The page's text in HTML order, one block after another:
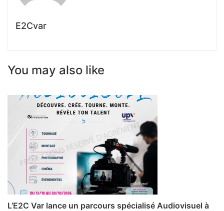
E2Cvar
You may also like
L’E2C Var lance un parcours spécialisé Audiovisuel à